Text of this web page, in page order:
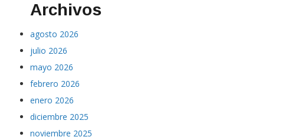
Archivos
agosto 2026
julio 2026
mayo 2026
febrero 2026
enero 2026
diciembre 2025
noviembre 2025